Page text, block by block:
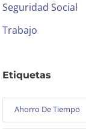
Seguridad Social
Trabajo
Etiquetas
Ahorro De Tiempo